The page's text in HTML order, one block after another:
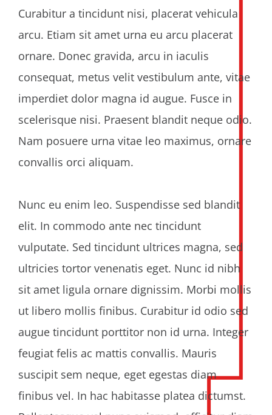
Curabitur a tincidunt nisi, placerat vehicula
arcu. Etiam sit amet urna eu arcu placerat
ornare. Donec gravida, arcu in iaculis
consequat, metus velit vestibulum ante, vitae
imperdiet dolor magna id augue. Fusce in
scelerisque nisi. Praesent blandit neque odio.
Nam posuere urna vitae leo maximus, ornare
convallis orci aliquam.
Nunc eu enim leo. Suspendisse sed blandit
elit. In commodo ante nec tincidunt
vulputate. Sed tincidunt ultrices magna, sed
ultricies tortor venenatis eget. Nunc id nibh
sit amet ligula ornare dignissim. Morbi mollis
ut libero mollis finibus. Curabitur id odio sed
augue tincidunt porttitor non id urna. Integer
feugiat felis ac mattis convallis. Mauris
suscipit sem neque, eget egestas diam
finibus vel. In hac habitasse platea dictumst.